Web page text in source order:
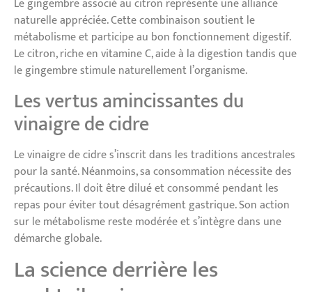
Le gingembre associé au citron représente une alliance
naturelle appréciée. Cette combinaison soutient le
métabolisme et participe au bon fonctionnement digestif.
Le citron, riche en vitamine C, aide à la digestion tandis que
le gingembre stimule naturellement l’organisme.
Les vertus amincissantes du
vinaigre de cidre
Le vinaigre de cidre s’inscrit dans les traditions ancestrales
pour la santé. Néanmoins, sa consommation nécessite des
précautions. Il doit être dilué et consommé pendant les
repas pour éviter tout désagrément gastrique. Son action
sur le métabolisme reste modérée et s’intègre dans une
démarche globale.
La science derrière les